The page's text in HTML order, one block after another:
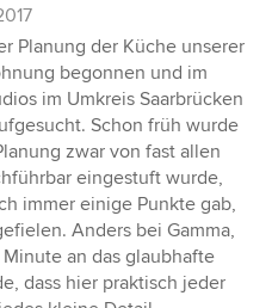
Planung der Küche unserer
begonnen und im
im Umkreis Saarbrücken
Schon früh wurde
zwar von fast allen
eingestuft wurde,
immer einige Punkte gab,
Anders bei Gamma,
an das glaubhafte
dass hier praktisch jeder